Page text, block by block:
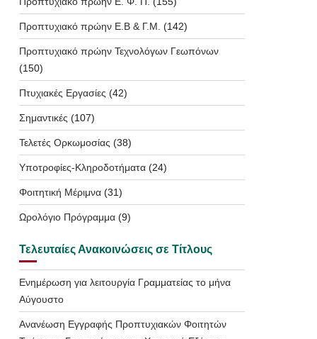
Προπτυχιακό πρώην Ε.Β & Γ.Μ. (142)
Προπτυχιακό πρώην Τεχνολόγων Γεωπόνων
(150)
Πτυχιακές Εργασίες (42)
Σημαντικές (107)
Τελετές Ορκωμοσίας (38)
Υποτροφίες-Κληροδοτήματα(24)
Φοιτητική Μέριμνα(31)
Ωρολόγιο Πρόγραμμα(9)
Τελευταίες Ανακοινώσεις σε Τίτλους
Ενημέρωση για λειτουργία Γραμματείας το μήνα
Αύγουστο
Ανανέωση Εγγραφής Προπτυχιακών Φοιτητών